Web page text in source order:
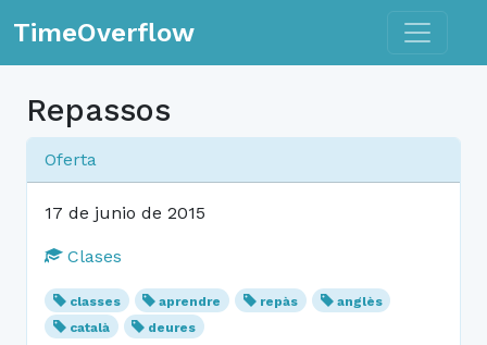
TimeOverflow Toggle
Repassos
Oferta
17 de junio de 2015
Clases
classes aprendre repàs
anglès
català
deures